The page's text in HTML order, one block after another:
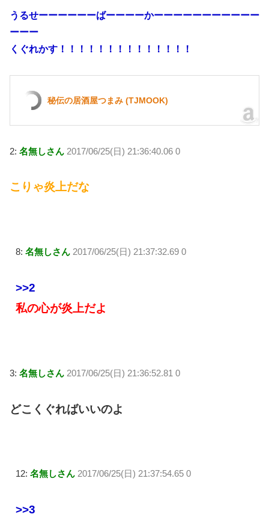
うるせーーーーーーばーーーーかーーーーーーーーーーー
ーーー
くぐれかす！！！！！！！！！！！！！！
秘伝の居酒屋つまみ (TJMOOK)
2: 名無しさん 2017/06/25(日) 21:36:40.06 0
こりゃ炎上だな
8: 名無しさん 2017/06/25(日) 21:37:32.69 0
>>2
私の心が炎上だよ
3: 名無しさん 2017/06/25(日) 21:36:52.81 0
どこくぐればいいのよ
12: 名無しさん 2017/06/25(日) 21:37:54.65 0
>>3